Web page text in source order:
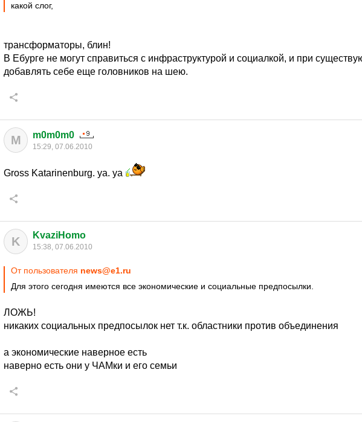
какой слог,
трансформаторы, блин!
В Ебурге не могут справиться с инфраструктурой и социалкой, и при
добавлять себе еще головников на шею.
M m0m0m0
15:29, 07.06.2010
Gross Katarinenburg. ya. ya
K KvaziHomo
15:38, 07.06.2010
От пользователя news@e1.ru
Для этого сегодня имеются все экономические и социальные предпосылки.
ЛОЖЬ!
никаких социальных предпосылок нет т.к. областники против объединения
а экономические наверное есть
наверно есть они у ЧАМки и его семьи